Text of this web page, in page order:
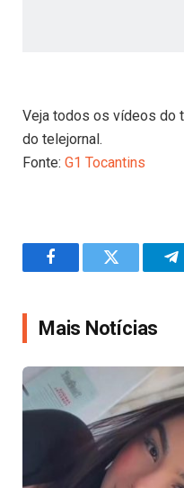
Veja todos os vídeos do
do telejornal.
Fonte: G1 Tocantins
FacebookTwitter
Mais Notícias